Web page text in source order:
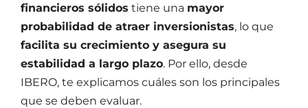
financieros sólidos tiene una mayor
probabilidad de atraer inversionistas, lo que
facilita su crecimiento y asegura su
estabilidad a largo plazo. Por ello, desde
IBERO, te explicamos cuáles son los principales
que se deben evaluar.